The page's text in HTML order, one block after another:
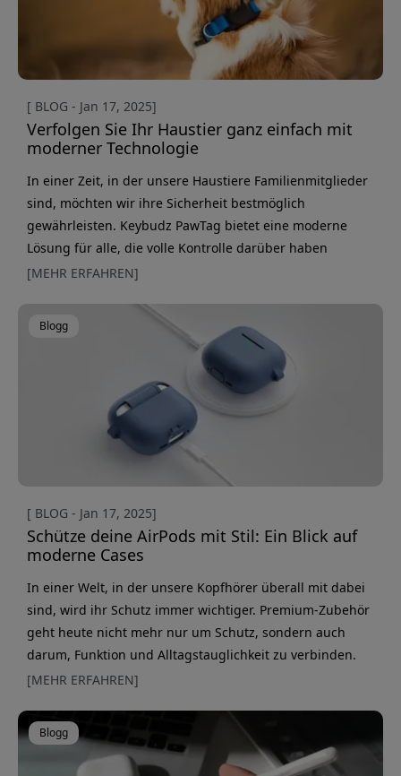
[ BLOG - Jan 17, 2025]
Verfolgen Sie Ihr Haustier ganz einfach mit
moderner Technologie
In einer Zeit, in der unsere Haustiere Familienmitglieder
sind, möchten wir ihre Sicherheit bestmöglich
gewährleisten. Keybudz PawTag bietet eine moderne
Lösung für alle, die volle Kontrolle darüber haben
möchten, wo sich ihr Haustier befindet. Diese praktische
Halsband Ihres Haustiers befestigen und ermöglicht eine
kontinuierliche Ortung. Mit Echtzeitverfolgung über die
[MEHR ERFAHREN]
Blogg
[ BLOG - Jan 17, 2025]
Schütze deine AirPods mit Stil: Ein Blick auf
moderne Cases
In einer Welt, in der unsere Kopfhörer überall mit dabei
sind, wird ihr Schutz immer wichtiger. Premium-Zubehör
geht heute nicht mehr nur um Schutz, sondern auch
darum, Funktion und Alltagstauglichkeit zu verbinden.
Das zeigt sich besonders deutlich bei modernen Hüllen
ist das durchdachte Design, das den Anforderungen des
Alltags standhält. Dank stoßdämpfender Eigenschaften
halten die Hüll
[MEHR ERFAHREN]
Blogg